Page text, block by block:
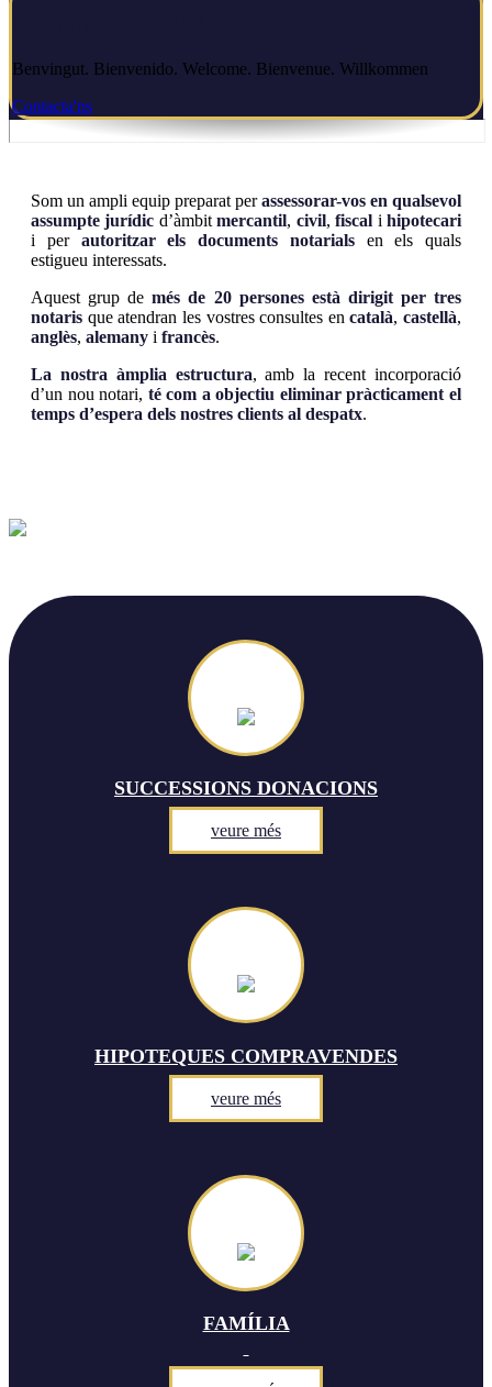
Benvingut. Bienvenido. Welcome. Bienvenue. Willkommen
Contacta'ns
Som un ampli equip preparat perassessorar-vos en qualsevol
assumpte jurídic d’àmbitmercantil, civil,fiscal ihipotecari
i per autoritzar els documents notarialsen els quals
estigueu interessats.
Aquest grup demés de 20 persones està dirigit per tres
notaris que atendran les vostres consultes encatalà, castellà,
anglès, alemany i francès.
La nostra àmplia estructura, amb la recent incorporació
d’un nou notari, té com a objectiu eliminar pràcticament el
temps d’espera dels nostres clients al despatx.
SUCCESSIONS DONACIONS
veure més
HIPOTEQUES COMPRAVENDES
veure més
FAMÍLIA